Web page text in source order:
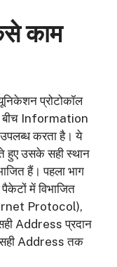
काम
प्रोटोकॉल
बीच Information
करता है। ये
हुए उसके सही स्थान
हैं। पहला भाग
में विभाजित
Protocol),
Address प्रदान
सही Address तक